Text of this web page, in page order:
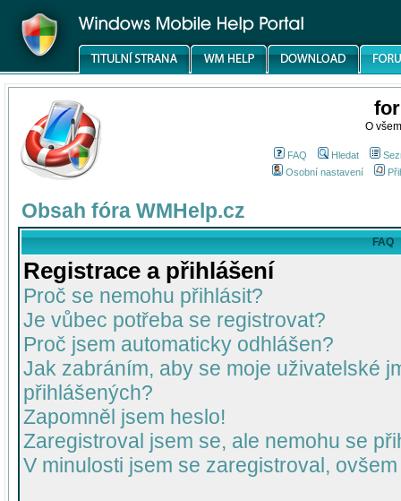
O
FAQ Hledat
Osobní nastavení
Obsah fóra WMHelp.cz
FAQ
Registrace a přihlášení
Proč se nemohu přihlásit?
Je vůbec potřeba se registrovat?
Proč jsem automaticky odhlášen?
Jak zabráním, aby se moje uživatelské
přihlášených?
Zapomněl jsem heslo!
Zaregistroval jsem se, ale nemohu se
V minulosti jsem se zaregistroval,